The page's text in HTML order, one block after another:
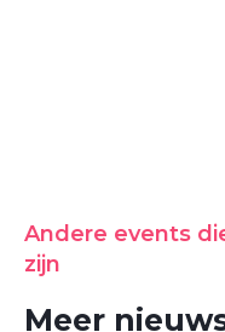
Andere events
zijn
Meer